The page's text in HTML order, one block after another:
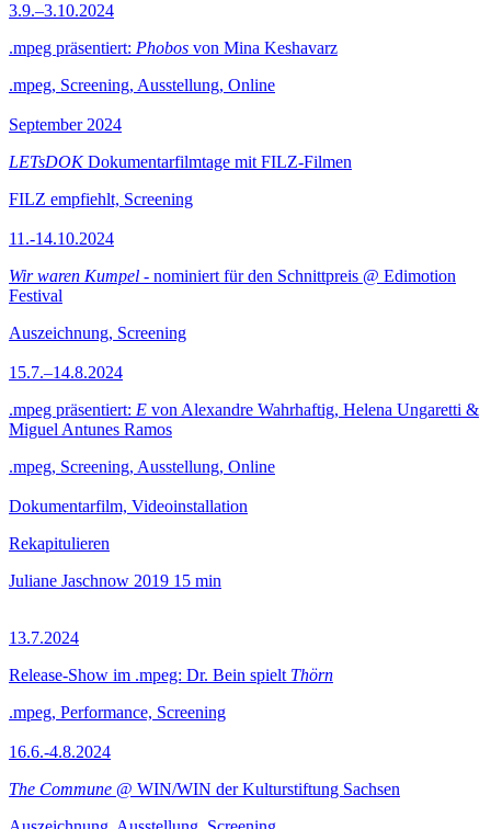
3.9.–3.10.2024
.mpeg präsentiert: Phobos von Mina Keshavarz
.mpeg, Screening, Ausstellung, Online
September 2024
LETsDOKDokumentarfilmtage mit FILZ-Filmen
FILZ empfiehlt, Screening
11.-14.10.2024
Wir waren Kumpel - nominiert für den Schnittpreis @ Edimotion
Festival
Auszeichnung, Screening
15.7.–14.8.2024
.mpeg präsentiert: E von Alexandre Wahrhaftig, Helena Ungaretti &
Miguel Antunes Ramos
.mpeg, Screening, Ausstellung, Online
Dokumentarfilm, Videoinstallation
Rekapitulieren
Juliane Jaschnow 2019 15 min
13.7.2024
Release-Show im .mpeg: Dr. Bein spielt Thörn
.mpeg, Performance, Screening
16.6.-4.8.2024
The Commune @ WIN/WIN der Kulturstiftung Sachsen